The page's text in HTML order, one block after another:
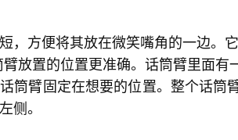
，方便将其放在微笑嘴角的一边。
放置的位置更准确。话筒臂里面
筒臂固定在想要的位置。整个话
侧。